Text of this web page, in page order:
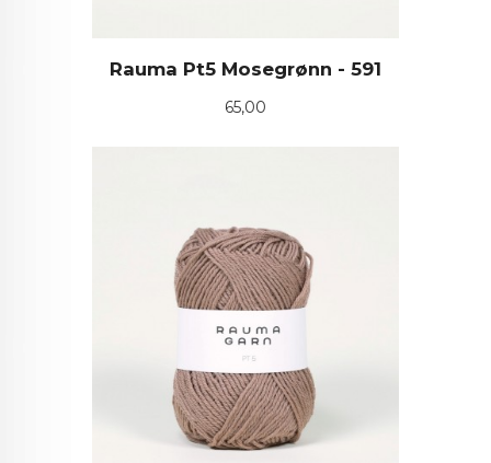
Rauma Pt5 Mosegrønn - 591
Pris
65,00